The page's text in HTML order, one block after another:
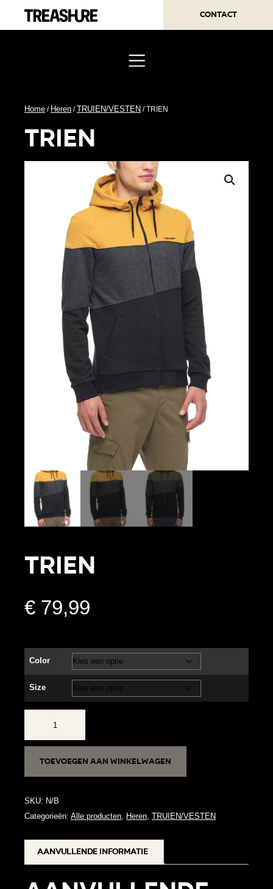
Contact
Home / Heren /TRUIEN/VESTEN / TRIEN
trien
TRIEN
€ 79,99
Color
Size
Toevoegen aan winkelwagen
SKU: N/B
Categorieën: Alle producten Heren TRUIEN/VESTEN
Aanvullende informatie